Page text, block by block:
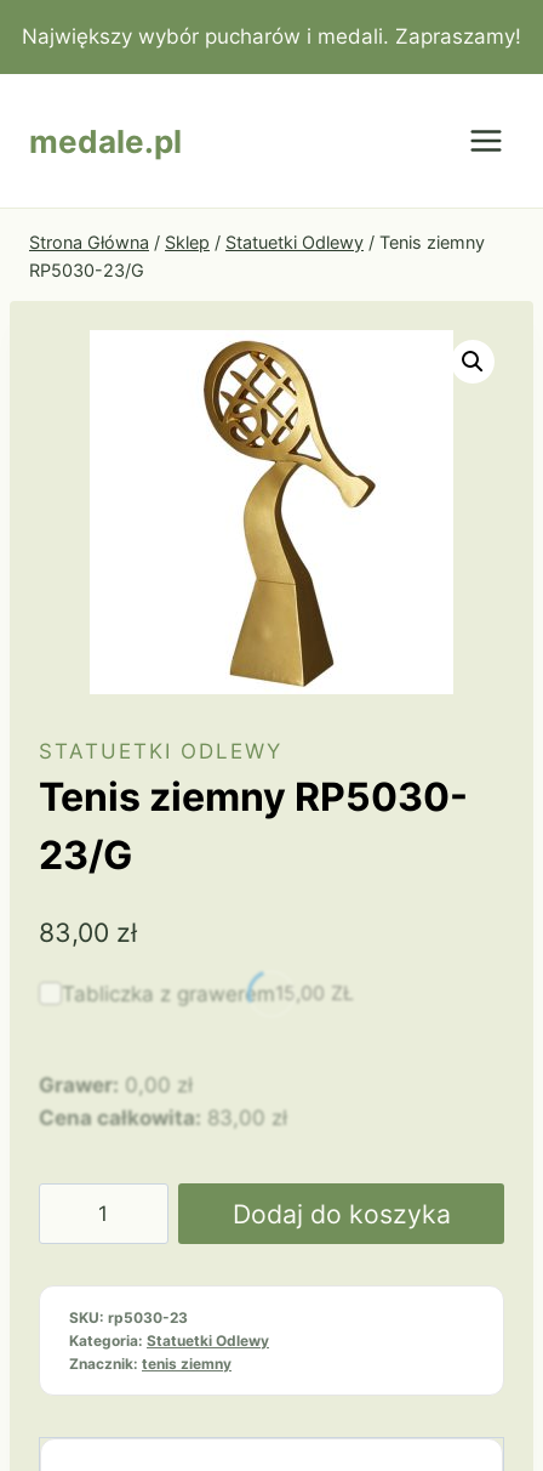
do
treści
Największy wybór pucharów i medali. Zapraszamy!
medale.pl
Strona Główna / Sklep / Statuetki Odlewy / Tenis ziemny
RP5030-23/G
STATUETKI ODLEWY
Tenis ziemny RP5030-
23/G
83,00 zł
Tabliczka z grawerem15,00 ZŁ
Grawer: 0,00 zł
Cena całkowita: 83,00 zł
RP5030-
23/G
Dodaj do koszyka
SKU: rp5030-23
Kategoria: Statuetki Odlewy
Znacznik: tenis ziemny